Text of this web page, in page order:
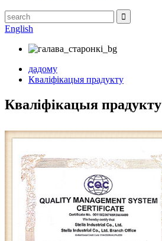
English
дадому
Кваліфікацыя прадукту
Кваліфікацыя прадукту